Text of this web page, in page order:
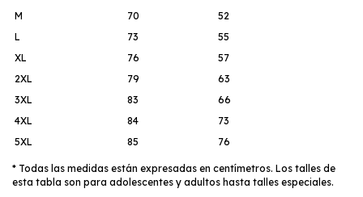
M
70
52
L
73
55
XL
76
57
2XL
79
63
3XL
83
66
4XL
84
73
5XL
85 76
* Todas las medidas están expresadas en centímetros. Los talles de
esta tabla son para adolescentes y adultos hasta talles especiales.